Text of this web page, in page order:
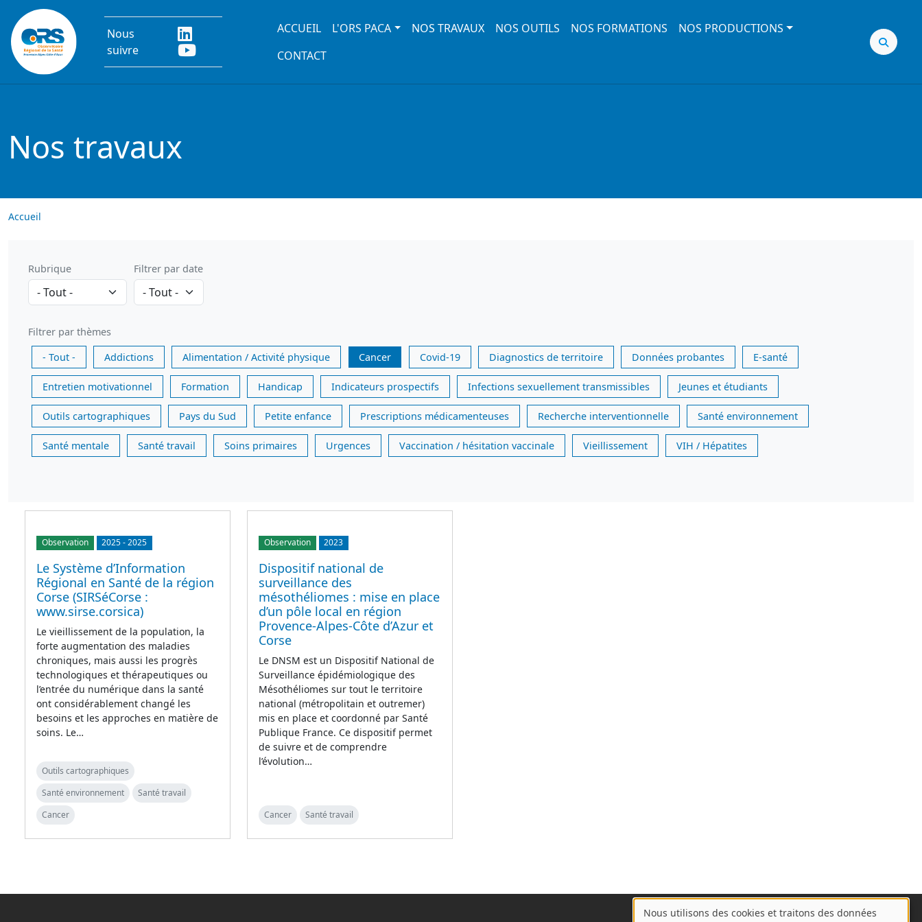
Aller au contenu principal
Nous
suivre
Main navigation
ACCUEIL L'ORS PACA NOS TRAVAUX NOS OUTILS NOS FORMATIONS
NOS PRODUCTIONS
CONTACT
Nos travaux
Accueil
Rubrique Filtrer par date
Filtrer par thèmes
- Tout -
Addictions Alimentation / Activité physique Cancer Covid-19 Diagnostics de territoire Données probantes E-santé
Entretien motivationnel Formation Handicap Indicateurs prospectifs Infections sexuellement transmissibles Jeunes et étudiants
Outils cartographiques Pays du Sud Petite enfance Prescriptions médicamenteuses Recherche interventionnelle Santé environnement
Santé mentale Santé travail Soins primaires Urgences Vaccination / hésitation vaccinale Vieillissement VIH / Hépatites
Observation 2025-2025
Le Système d’Information
Régional en Santé de la région
Corse (SIRSéCorse :
www.sirse.corsica)
Le vieillissement de la population, la
forte augmentation des maladies
chroniques, mais aussi les progrès
technologiques et thérapeutiques ou
l’entrée du numérique dans la santé
ont considérablement changé les
besoins et les approches en matière de
soins. Le…
Outils cartographiques
Santé environnement
Santé travail
Cancer
Observation 2023
Dispositif national de
surveillance des
mésothéliomes : mise en place
d’un pôle local en région
Provence-Alpes-Côte d’Azur et
Corse
Le DNSM est un Dispositif National de
Surveillance épidémiologique des
Mésothéliomes sur tout le territoire
national (métropolitain et outremer)
mis en place et coordonné par Santé
Publique France. Ce dispositif permet
de suivre et de comprendre
l’évolution…
Cancer Santé travail
Nous utilisons des cookies et traitons des données